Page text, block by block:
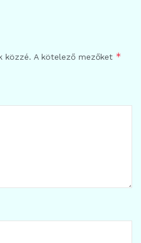
közzé. A kötelező mezőket *